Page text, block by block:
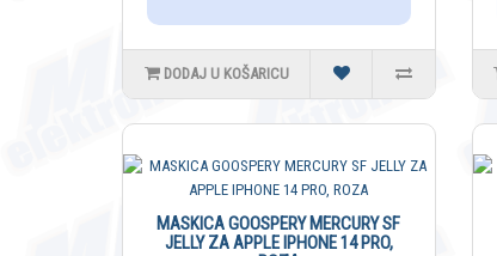
DODAJ U KOŠARICU
MASKICA GOOSPERY MERCURY SF
JELLY ZA APPLE IPHONE 14 PRO,